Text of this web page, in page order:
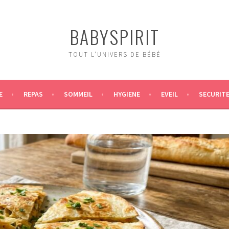
BABYSPIRIT
TOUT L'UNIVERS DE BÉBÉ
REPAS SOMMEIL HYGIENE EVEIL SECURITE